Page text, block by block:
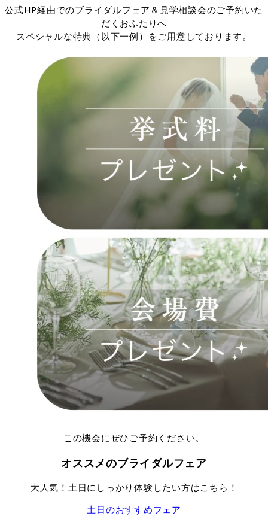
公式HP経由でのブライダルフェア＆見学相談会のご予約いた
だくおふたりへ
スペシャルな特典（以下一例）をご用意しております。
この機会にぜひご予約ください。
オススメのブライダルフェア
大人気！土日にしっかり体験したい方はこちら！
土日のおすすめフェア